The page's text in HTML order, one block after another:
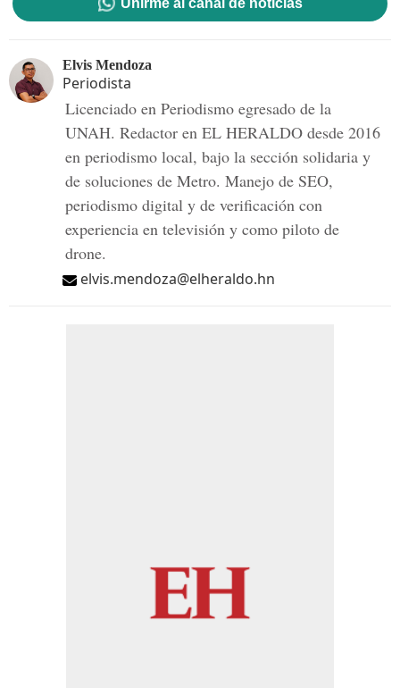
Unirme al canal de noticias
Elvis Mendoza
Periodista
Licenciado en Periodismo egresado de la
UNAH. Redactor en EL HERALDO desde 2016
en periodismo local, bajo la sección solidaria y
de soluciones de Metro. Manejo de SEO,
periodismo digital y de verificación con
experiencia en televisión y como piloto de
drone.
elvis.mendoza@elheraldo.hn